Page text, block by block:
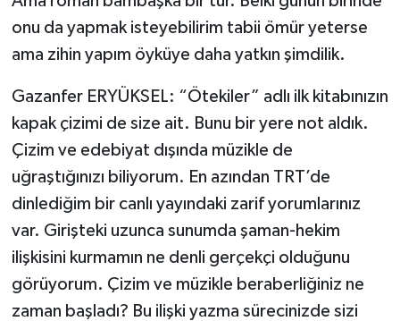
onu da yapmak isteyebilirim tabii ömür yeterse
ama zihin yapım öyküye daha yatkın şimdilik.
Gazanfer ERYÜKSEL: “Ötekiler” adlı ilk kitabınızın
kapak çizimi de size ait. Bunu bir yere not aldık.
Çizim ve edebiyat dışında müzikle de
uğraştığınızı biliyorum. En azından TRT’de
dinlediğim bir canlı yayındaki zarif yorumlarınız
var. Girişteki uzunca sunumda şaman-hekim
ilişkisini kurmamın ne denli gerçekçi olduğunu
görüyorum. Çizim ve müzikle beraberliğiniz ne
zaman başladı? Bu ilişki yazma sürecinizde sizi